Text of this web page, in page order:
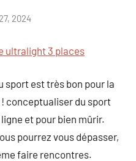
2024
ultralight 3 places
sport est très bon pour la
! conceptualiser du sport
et pour bien mûrir.
pourrez vous dépasser,
faire rencontres.